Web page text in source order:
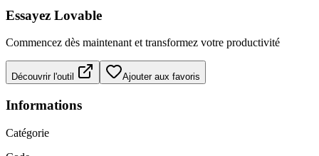
Essayez Lovable
Commencez dès maintenant et transformez votre productivité
Découvrir l'outil Ajouter aux favoris
Informations
Catégorie